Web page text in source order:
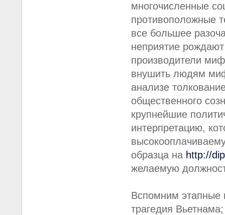
многочисленные
противоположные
все большее
неприятие
производители
внушить людям
анализе
общественного
крупнейшие
интерпретацию,
образца на http://
желаемую
Вспомним этапные
трагедия